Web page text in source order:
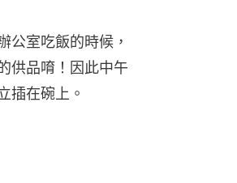
公室吃飯的時候，
供品唷！因此中午
插在碗上。